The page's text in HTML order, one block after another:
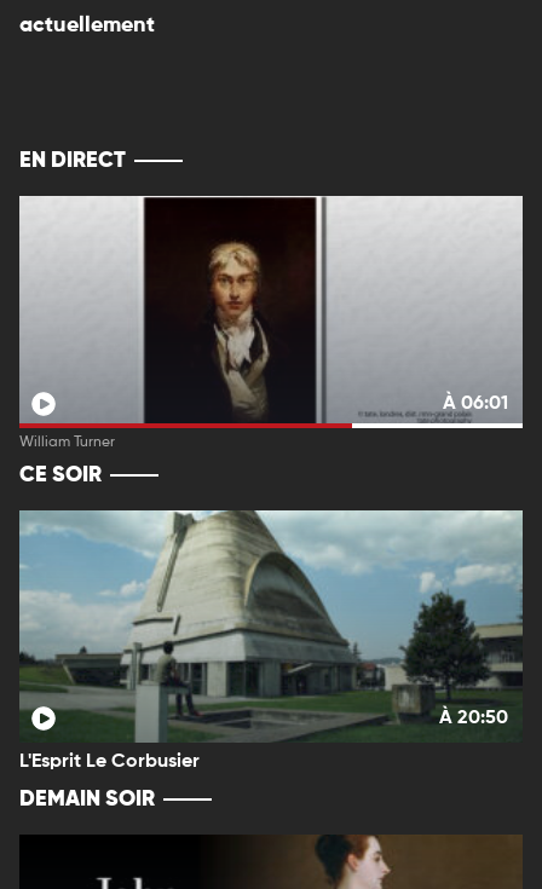
actuellement
EN DIRECT
À 06:01
William Turner
CE SOIR
À 20:50
L'Esprit Le Corbusier
DEMAIN SOIR